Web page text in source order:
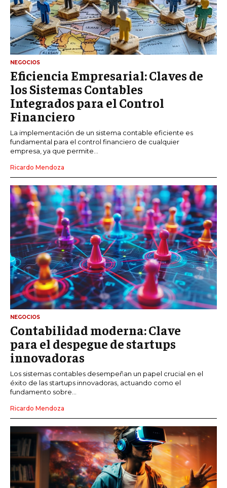
NEGOCIOS
Eficiencia Empresarial: Claves de
los Sistemas Contables
Integrados para el Control
Financiero
La implementación de un sistema contable eficiente es
fundamental para el control financiero de cualquier
empresa, ya que permite...
Ricardo Mendoza
NEGOCIOS
Contabilidad moderna: Clave
para el despegue de startups
innovadoras
Los sistemas contables desempeñan un papel crucial en el
éxito de las startups innovadoras, actuando como el
fundamento sobre...
Ricardo Mendoza